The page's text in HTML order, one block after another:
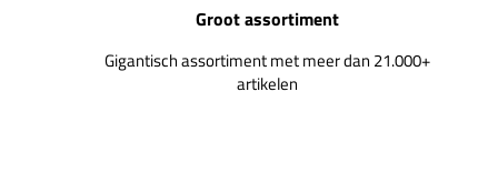
Groot assortiment
Gigantisch assortiment met meer dan 21.000+
artikelen